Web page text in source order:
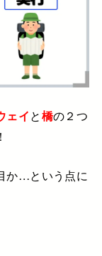
ェイと橋の２つ
か…という点に